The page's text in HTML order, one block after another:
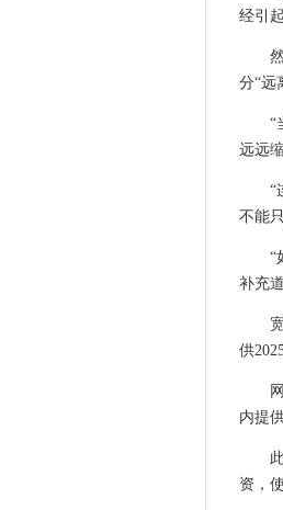
经引
分“远
“
远远
“
不能
“
补充道
供
内提
资，